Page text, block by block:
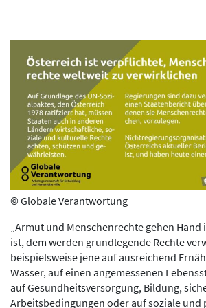
© Globale Verantwortung
„Armut und Menschenrechte gehen Hand
ist, dem werden grundlegende Rechte
beispielsweise jene auf ausreichend
Wasser, auf einen angemessenen
auf Gesundheitsversorgung, Bildung,
Arbeitsbedingungen oder auf soziale und